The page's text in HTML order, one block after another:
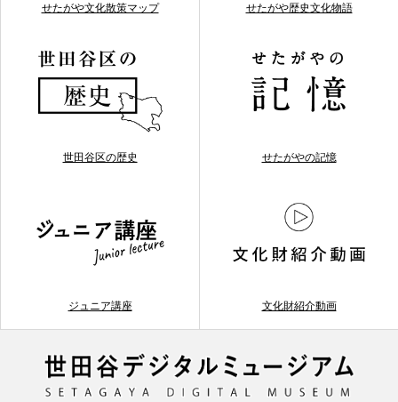
せたがや文化散策マップ せたがや歴史文化物語
世田谷区の歴史 せたがやの記憶
ジュニア講座 文化財紹介動画